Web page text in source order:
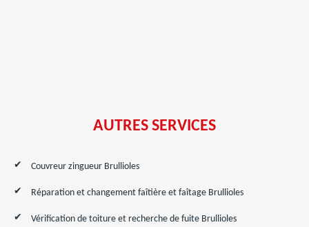
AUTRES SERVICES
Couvreur zingueur Brullioles
Réparation et changement faîtière et faîtage Brullioles
Vérification de toiture et recherche de fuite Brullioles